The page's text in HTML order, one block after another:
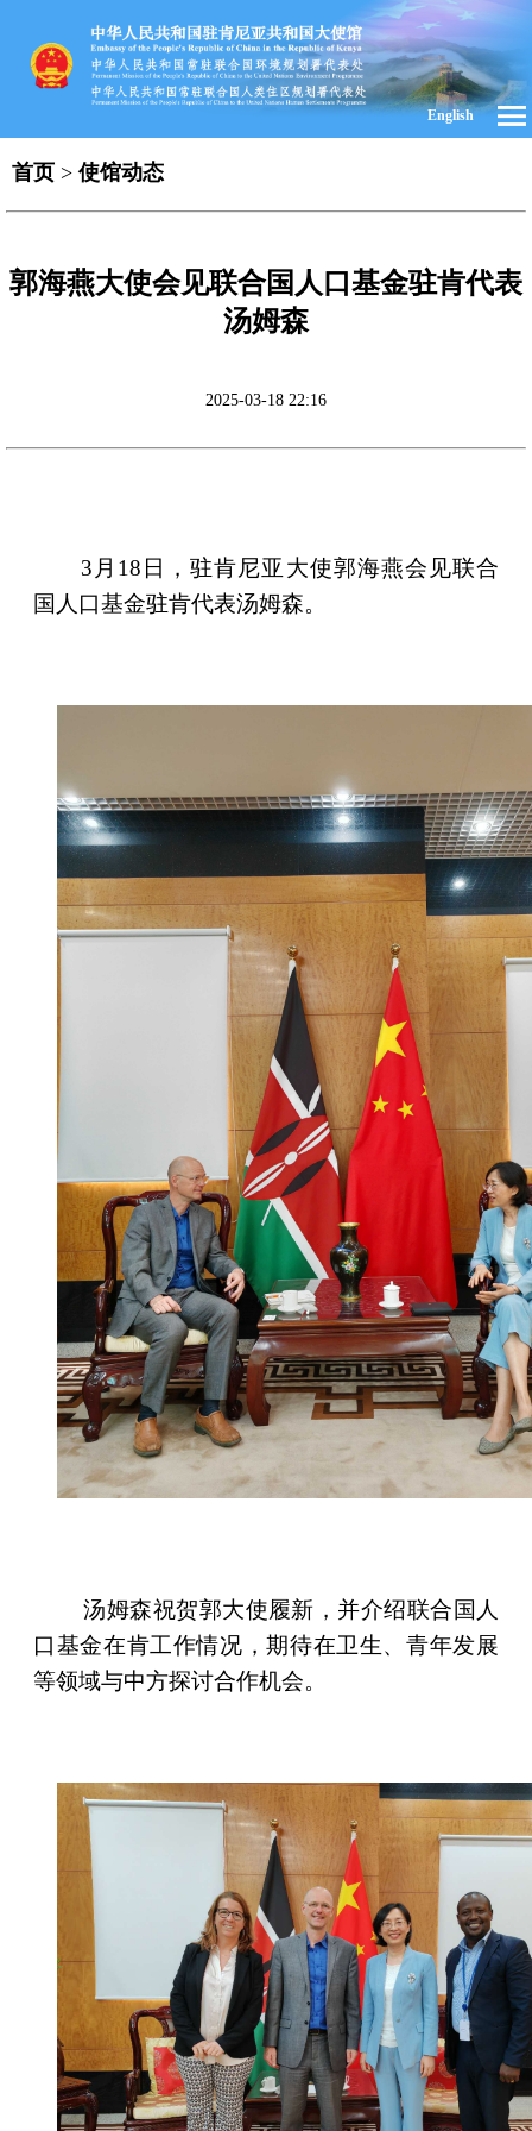
English
首页 > 使馆动态
郭海燕大使会见联合国人口基金驻肯代表
汤姆森
2025-03-18 22:16
3月18日，驻肯尼亚大使郭海燕会见联合
国人口基金驻肯代表汤姆森。
汤姆森祝贺郭大使履新，并介绍联合国人
口基金在肯工作情况，期待在卫生、青年发展
等领域与中方探讨合作机会。